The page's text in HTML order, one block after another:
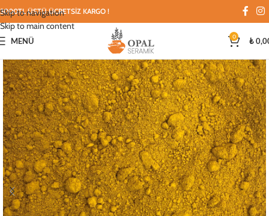
Skip to navigation
Skip to main content
3000TL ÜSTÜ ÜCRETSİZ KARGO !
MENÜ 0 ₺